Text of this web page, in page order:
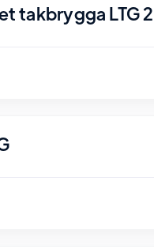
takbrygga LTG